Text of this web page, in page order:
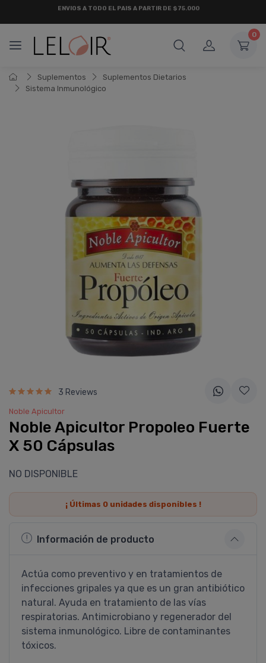
0
Suplementos
Suplementos Dietarios
Sistema Inmunológico
3 Reviews
Noble Apicultor
Noble Apicultor Propoleo Fuerte
X 50 Cápsulas
NO DISPONIBLE
¡ Últimas 0unidades disponibles !
Información de producto
Actúa como preventivo y en tratamientos de
infecciones gripales ya que es un gran antibiótico
natural. Ayuda en tratamiento de las ví­as
respiratorias. Antimicrobiano y regenerador del
sistema inmunológico. Libre de contaminantes
tóxicos.